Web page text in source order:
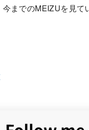
までのMEIZUを見